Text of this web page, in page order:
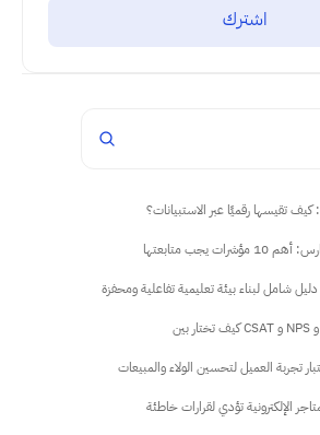
تقيسها رقميًا عبر الاستبيانات؟
يجب متابعتها
شامل لبناء بيئة تعليمية تفاعلية ومحفزة
تجربة العميل لتحسين الولاء والمبيعات